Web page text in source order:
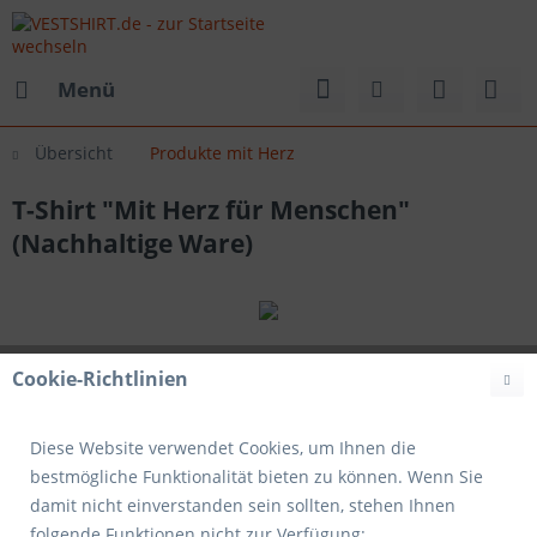
Menü
Übersicht Produkte mit Herz
T-Shirt "Mit Herz für Menschen"
(Nachhaltige Ware)
Cookie-Richtlinien
Diese Website verwendet Cookies, um Ihnen die
bestmögliche Funktionalität bieten zu können. Wenn Sie
damit nicht einverstanden sein sollten, stehen Ihnen